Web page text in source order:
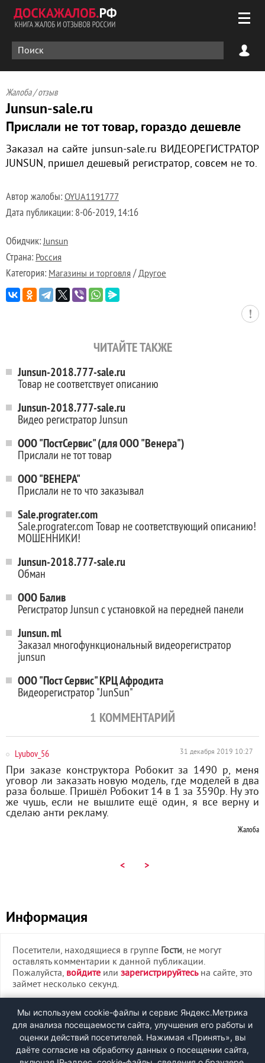
Жалоба / отзыв
Junsun-sale.ru
Прислали не тот товар, гораздо дешевле
Заказал на сайте junsun-sale.ru ВИДЕОРЕГИСТРАТОР
JUNSUN, пришел дешевый регистратор, совсем не то.
Автор жалобы: OYUA1191777
Дата публикации: 8-06-2019, 14:16
Обидчик:Junsun
Страна: Россия
Категория: Магазины и торговля /Другое
ЧИТАЙТЕ ТАКЖЕ
Junsun-2018.777-sale.ru
Товар не соответствует описанию
Junsun-2018.777-sale.ru
Видео регистратор Junsun
ООО "ПостСервис" (для ООО "Венера")
Прислали не тот товар
ООО "ВЕНЕРА"
Прислали не то что заказывал
Sale.prograter.com
Sale.prograter.com Товар не соответствующий описанию!
МОШЕННИКИ!
Junsun-2018.777-sale.ru
Обман
ООО Балив
Регистратор Junsun с установкой на передней панели
Junsun. ml
Заказал многофункциональный видеорегистратор
junsun
ООО "Пост Сервис" КРЦ Афродита
Видеорегистратор "JunSun"
1 КОММЕНТАРИЙ
Lyubov_56 31 декабря 2019 10:27
При заказе конструктора Робокит за 1490 р, меня
уговор ли заказать новую модель, где моделей в два
раза больше. Пришёл Робокит 14 в 1 за 3590р. Ну это
же чушь, если не вышлите ещё один, я все верну и
сделаю анти рекламу.
Жалоба
< >
Информация
Посетители, находящиеся в группе Гости, не могут
оставлять комментарии к данной публикации.
Пожалуйста, войдите или зарегистрируйтесьна сайте, это
займет несколько секунд.
ВХОД
РЕГИСТРАЦИЯ
Мы используем cookie-файлы и сервис Яндекс.Метрика
для анализа посещаемости сайта, улучшения его работы и
оценки действий посетителей. Нажимая «Принять», вы
даёте согласие на обработку данных о посещении сайта,